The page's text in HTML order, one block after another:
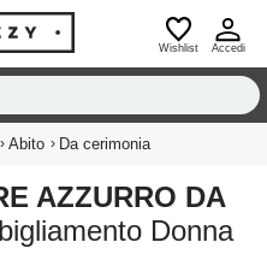
Wishlist Accedi
› Abito › Da cerimonia
Donna